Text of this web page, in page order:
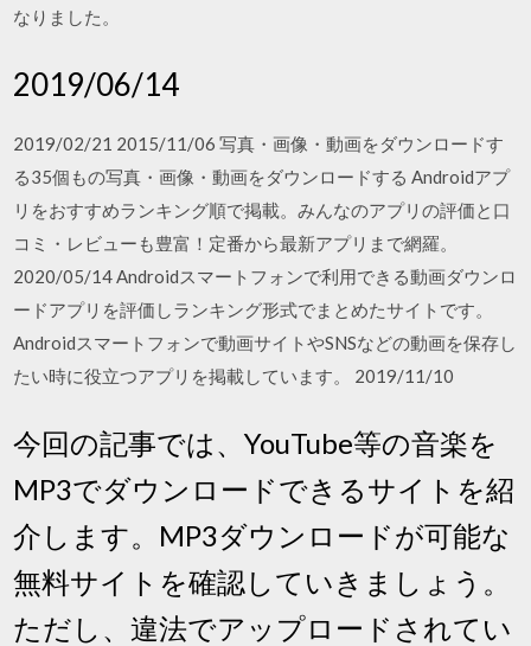
なりました。
2019/06/14
2019/02/21 2015/11/06 写真・画像・動画をダウンロードす
る35個もの写真・画像・動画をダウンロードする Androidアプ
リをおすすめランキング順で掲載。みんなのアプリの評価と口
コミ・レビューも豊富！定番から最新アプリまで網羅。
2020/05/14 Androidスマートフォンで利用できる動画ダウンロ
ードアプリを評価しランキング形式でまとめたサイトです。
Androidスマートフォンで動画サイトやSNSなどの動画を保存し
たい時に役立つアプリを掲載しています。 2019/11/10
今回の記事では、YouTube等の音楽を
MP3でダウンロードできるサイトを紹
介します。MP3ダウンロードが可能な
無料サイトを確認していきましょう。
ただし、違法でアップロードされてい